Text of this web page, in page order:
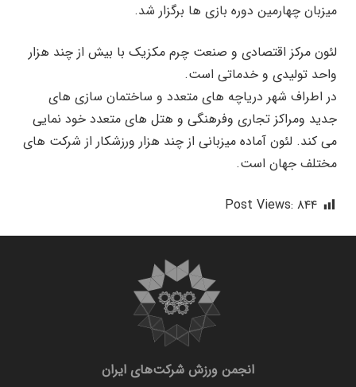
میزبان چهارمین دوره بازی ها برگزار شد.
لئون مرکز اقتصادی و صنعت چرم مکزیک با بیش از چند هزار
واحد تولیدی و خدماتی است.
در اطراف شهر دریاچه های متعدد و ساختمان سازی های
جدید ومراکز تجاری وفرهنگی و هتل های متعدد خود نمایی
می کند. لئون آماده میزبانی از چند هزار ورزشکار از شرکت های
مختلف جهان است.
Post Views: ۸۴۴
انجمن ورزش شرکت‌های ایران